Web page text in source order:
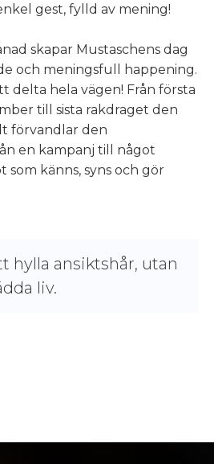
gest, fylld av mening!
skapar Mustaschens dag
och meningsfull happening.
delta hela vägen! Från första
till sista rakdraget den
förvandlar den
en kampanj till något
som känns, syns och gör
hylla ansiktshår, utan
liv.